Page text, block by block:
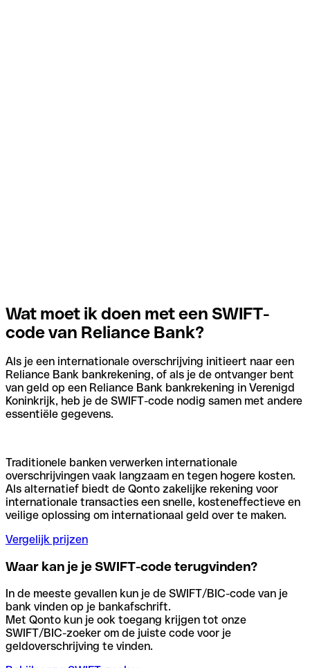
Wat moet ik doen met een SWIFT-
code van Reliance Bank?
Als je een internationale overschrijving initieert naar een
Reliance Bank bankrekening, of als je de ontvanger bent
van geld op een Reliance Bank bankrekening in Verenigd
Koninkrijk, heb je de SWIFT-code nodig samen met andere
essentiële gegevens.
Traditionele banken verwerken internationale
overschrijvingen vaak langzaam en tegen hogere kosten.
Als alternatief biedt de Qonto zakelijke rekening voor
internationale transacties een snelle, kosteneffectieve en
veilige oplossing om internationaal geld over te maken.
Vergelijk prijzen
Waar kan je je SWIFT-code terugvinden?
In de meeste gevallen kun je de SWIFT/BIC-code van je
bank vinden op je bankafschrift.
Met Qonto kun je ook toegang krijgen tot onze
SWIFT/BIC-zoeker om de juiste code voor je
geldoverschrijving te vinden.